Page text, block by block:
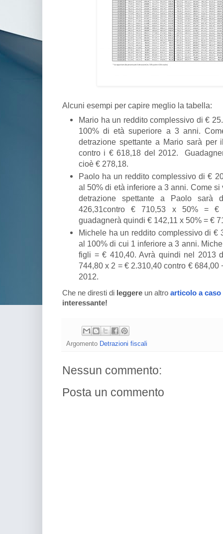
Alcuni esempi per capire meglio la tabella:
Mario ha un reddito complessivo di €
100% di età superiore a 3 anni.
detrazione spettante a Mario sarà
contro i € 618,18 del 2012.
cioè € 278,18.
Paolo ha un reddito complessivo di €
al 50% di età inferiore a 3 anni. Come
detrazione spettante a Paolo
426,31contro € 710,53 x 50% = €
guadagnerà quindi € 142,11 x 50% = €
Michele ha un reddito complessivo di €
al 100% di cui 1 inferiore a 3 anni.
figli = € 410,40. Avrà quindi nel 2013
744,80 x 2 = € 2.310,40 contro € 684,00
2012.
Che ne diresti di leggere un altro articolo a caso
interessante!
Argomento Detrazioni fiscali
Nessun commento:
Posta un commento